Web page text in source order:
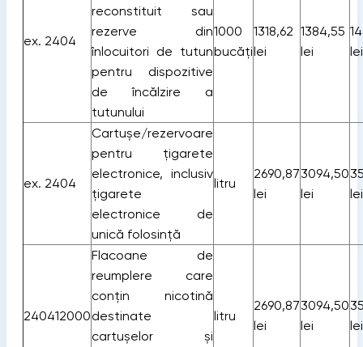
ex. 2404
reconstituit sau
rezerve din
înlocuitori de tutun
pentru dispozitive
de încălzire a
tutunului
1000
bucăți
1318,62
lei
1384,55
lei
lei
ex. 2404
Cartușe/rezervoare
pentru țigarete
electronice, inclusiv
țigarete
electronice de
unică folosinţă
litru
2690,87
lei
3094,50
lei
lei
240412000
Flacoane de
reumplere care
conţin nicotină
destinate
cartușelor şi
litru
2690,87
lei
3094,50
lei
lei